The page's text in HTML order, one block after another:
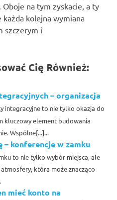
na tym zyskacie, a ty
każda kolejna wymiana
szczerym i
Cię Również:
– organizacja
integracyjne to nie tylko okazja do
kluczowy element budowania
Wspólne[...]...
– konferencje w zamku
to nie tylko wybór miejsca, ale
która może znacząco
mieć konto na